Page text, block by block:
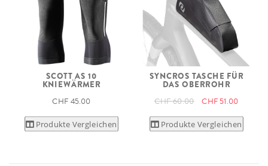
SCOTT AS 10
KNIEWÄRMER
CHF 45.00
Produkte Vergleichen
SYNCROS TASCHE FÜR
DAS OBERROHR
CHF 60.00 CHF 51.00
Produkte Vergleichen